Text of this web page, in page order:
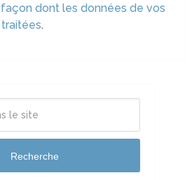
façon dont les données de vos
.
Recherche